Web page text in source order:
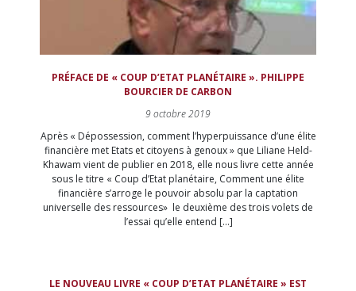
PRÉFACE DE « COUP D’ETAT PLANÉTAIRE ». PHILIPPE
BOURCIER DE CARBON
9 octobre 2019
Après « Dépossession, comment l’hyperpuissance d’une élite
financière met Etats et citoyens à genoux » que Liliane Held-
Khawam vient de publier en 2018, elle nous livre cette année
sous le titre « Coup d’Etat planétaire, Comment une élite
financière s’arroge le pouvoir absolu par la captation
universelle des ressources» le deuxième des trois volets de
l’essai qu’elle entend […]
LE NOUVEAU LIVRE « COUP D’ETAT PLANÉTAIRE » EST